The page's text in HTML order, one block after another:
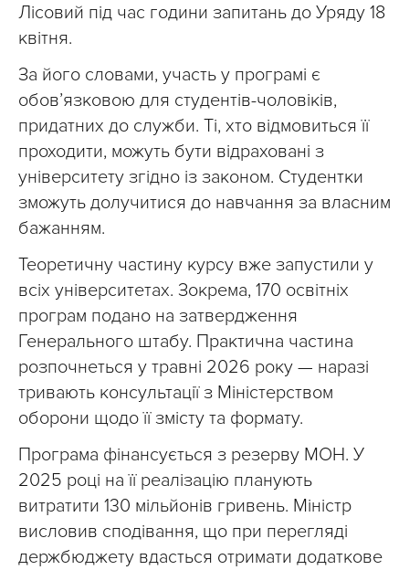
Лісовий під час години запитань до Уряду 18
квітня.
За його словами, участь у програмі є
обов’язковою для студентів-чоловіків,
придатних до служби. Ті, хто відмовиться її
проходити, можуть бути відраховані з
університету згідно із законом. Студентки
зможуть долучитися до навчання за власним
бажанням.
Теоретичну частину курсу вже запустили у
всіх університетах. Зокрема, 170 освітніх
програм подано на затвердження
Генерального штабу. Практична частина
розпочнеться у травні 2026 року — наразі
тривають консультації з Міністерством
оборони щодо її змісту та формату.
Програма фінансується з резерву МОН. У
2025 році на її реалізацію планують
витратити 130 мільйонів гривень. Міністр
висловив сподівання, що при перегляді
держбюджету вдасться отримати додаткове